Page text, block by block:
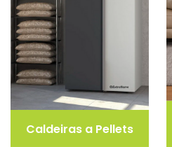
Caldeiras a Pellets